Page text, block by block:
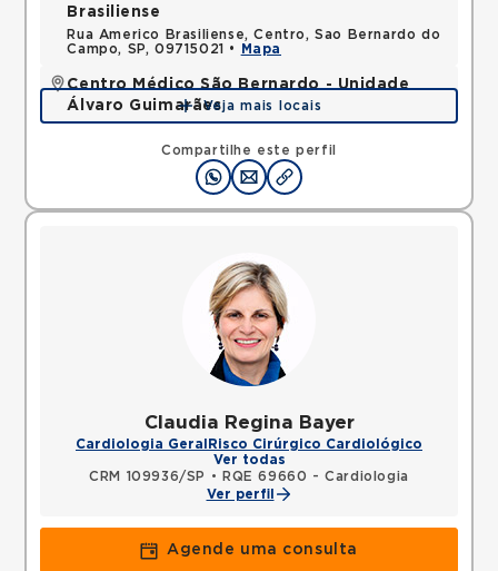
Compartilhe este perfil
Brasiliense
Rua Americo Brasiliense, Centro, Sao Bernardo do
Campo, SP, 09715021 •
Mapa
Centro Médico São Bernardo - Unidade
Álvaro Guimarães
Avenida Alvaro Guimaraes, Assuncao, Sao Bernardo
do Campo, SP, 09810010 •
Mapa
Veja mais locais
Claudia Regina Bayer
Cardiologia Geral Risco Cirúrgico Cardiológico
Ver todas
CRM 109936/SP
•
RQE 69660 - Cardiologia
Ver perfil
Agende uma consulta